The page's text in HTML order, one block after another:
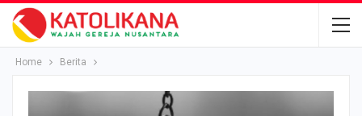
Home Berita